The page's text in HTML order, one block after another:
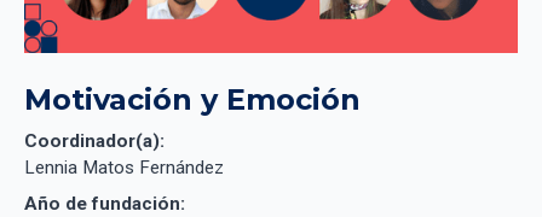
Motivación y Emoción
Coordinador(a):
Lennia Matos Fernández
Año de fundación: